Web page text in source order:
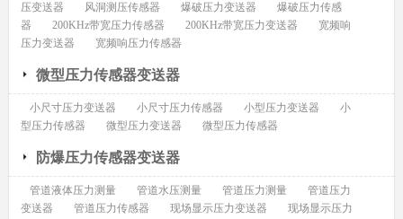
压变送器
风洞测压传感器 爆破压力变送器
爆破压力传感
器
200KHz带宽压力传感器 200KHz带宽压力变送器
宽频响
压力变送器
宽频响压力传感器
微型压力传感器变送器
小尺寸压力变送器 小尺寸压力传感器 小型压力变送器
小
型压力传感器
微型压力变送器 微型压力传感器
防爆压力传感器变送器
管道液体压力测量 管道水压测量 管道压力测量
管道压力
变送器
管道压力传感器 现场显示压力变送器
现场显示压力